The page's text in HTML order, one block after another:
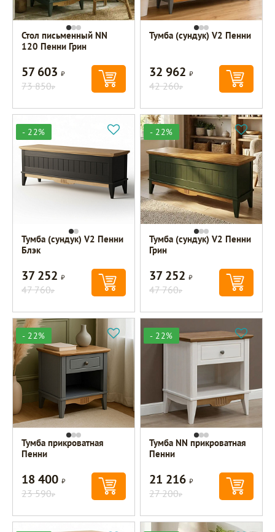
Стол письменный NN
120 Пенни Грин
57 603Р
73 850Р
Тумба (сундук) V2 Пенни
32 962Р
42 260Р
- 22%
Тумба (сундук) V2 Пенни
Блэк
37 252Р
47 760Р
- 22%
Тумба (сундук) V2 Пенни
Грин
37 252Р
47 760Р
- 22%
Тумба прикроватная
Пенни
18 400Р
23 590Р
- 22%
Тумба NN прикроватная
Пенни
21 216Р
27 200Р